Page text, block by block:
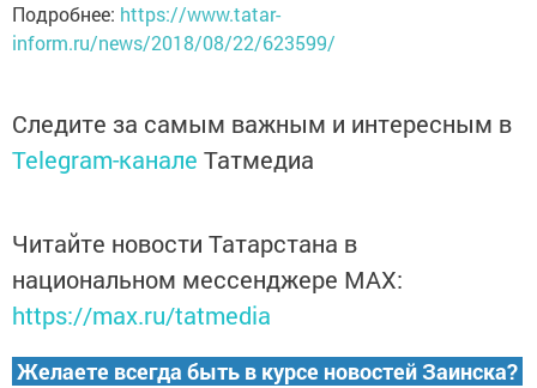
Подробнее: https://www.tatar-
inform.ru/news/2018/08/22/623599/
Следите за самым важным и интересным в
Telegram-канале Татмедиа
Читайте новости Татарстана в
национальном мессенджере MАХ:
https://max.ru/tatmedia
Желаете всегда быть в курсе новостей Заинска?